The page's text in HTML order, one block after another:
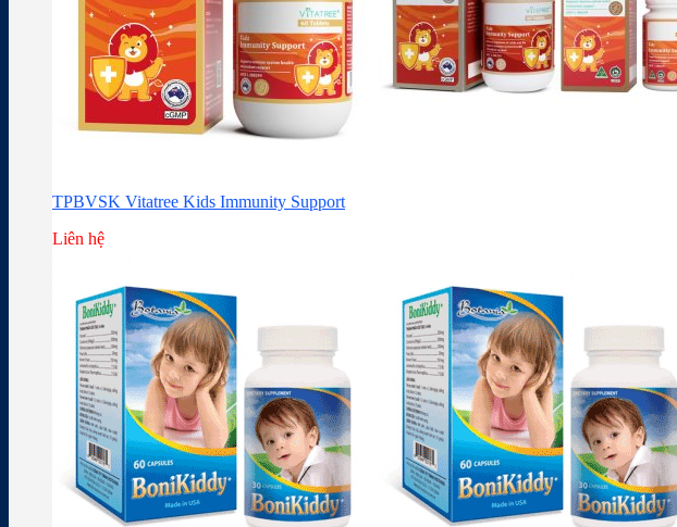
TPBVSK Vitatree Kids Immunity Support
Liên hệ